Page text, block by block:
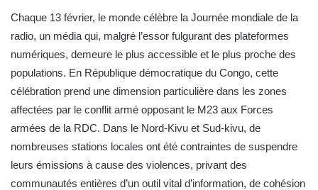
Chaque 13 février, le monde célèbre la Journée mondiale de la
radio, un média qui, malgré l’essor fulgurant des plateformes
numériques, demeure le plus accessible et le plus proche des
populations. En République démocratique du Congo, cette
célébration prend une dimension particulière dans les zones
affectées par le conflit armé opposant le M23 aux Forces
armées de la RDC. Dans le Nord-Kivu et Sud-kivu, de
nombreuses stations locales ont été contraintes de suspendre
leurs émissions à cause des violences, privant des
communautés entières d’un outil vital d’information, de cohésion